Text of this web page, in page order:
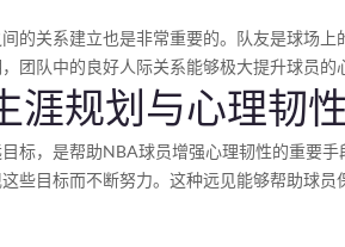
的关系建立也是非常重要的。队友是球场
团队中的良好人际关系能够极大提升球员的
涯规划与心理韧性
标，是帮助NBA球员增强心理韧性的重要
些目标而不断努力。这种远见能够帮助球员